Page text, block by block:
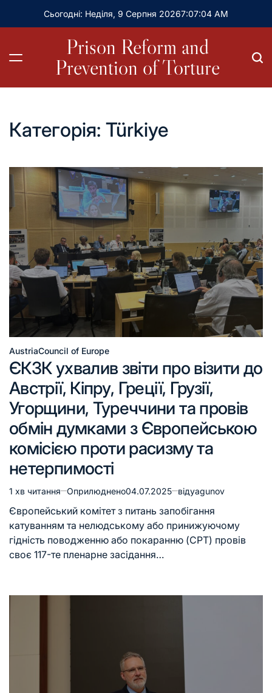
Сьогодні: Неділя, 9 Серпня 20267:07:06 AM
Prison Reform and
Prevention of Torture
Категорія: Türkiye
AustriaCouncil of Europe
ЄКЗК ухвалив звіти про візити до
Австрії, Кіпру, Греції, Грузії,
Угорщини, Туреччини та провів
обмін думками з Європейською
комісією проти расизму та
нетерпимості
1 хв читання Оприлюднено04.07.2025 відyagunov
Європейський комітет з питань запобігання
катуванням та нелюдському або принижуючому
гідність поводженню або покаранню (CPT) провів
своє 117-те пленарне засідання…